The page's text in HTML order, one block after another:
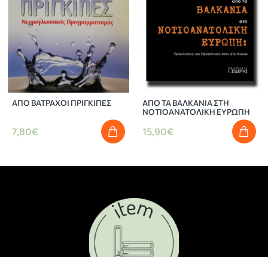
ΑΠΟ ΒΑΤΡΑΧΟΙ ΠΡΙΓΚΙΠΕΣ
7,80€
ΑΠΟ ΤΑ ΒΑΛΚΑΝΙΑ ΣΤΗ
ΝΟΤΙΟΑΝΑΤΟΛΙΚΗ ΕΥΡΩΠΗ
15,90€